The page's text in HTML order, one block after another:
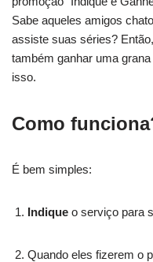
Sabe aqueles amigos
assiste suas séries?
também ganhar uma
isso.
Como
É bem simples:
Indique o serviço para
Quando eles fizerem o